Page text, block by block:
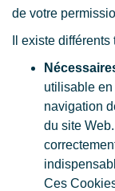
de votre
Il existe
utilisable
navigation
du site
Ces